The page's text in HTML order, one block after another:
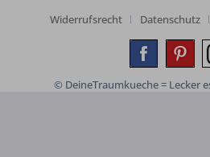
Widerrufsrecht
Datenschutz
© DeineTraumkueche = Lecker